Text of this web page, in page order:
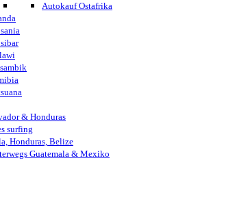
Autokauf Ostafrika
& Honduras
surfing
Honduras, Belize
Guatemala & Mexiko